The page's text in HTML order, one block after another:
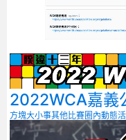
2022WCA嘉義
方塊大小事其他比賽圈內動態